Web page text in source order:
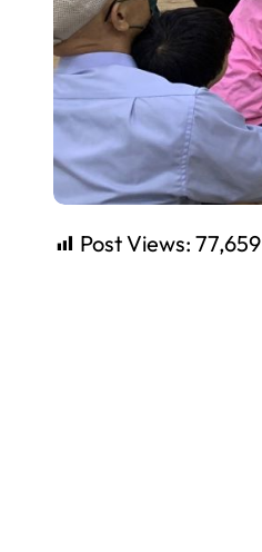
Post Views: 77,659